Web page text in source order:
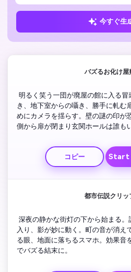
今すぐ生
バズるお化け屋
明るく笑う一団が廃屋の館に入る
き、地下室からの囁き、勝手に軋む
めにカメラを揺らす。壁の謎の印が
側から扉が閉まり玄関ホールは誰も
コピー Start
都市伝説クリッ
深夜の静かな街灯の下から始まる
入り、影が妙に動く。町の音が消え
る眼、地面に落ちるスマホ。効果音
でバズる結末に。